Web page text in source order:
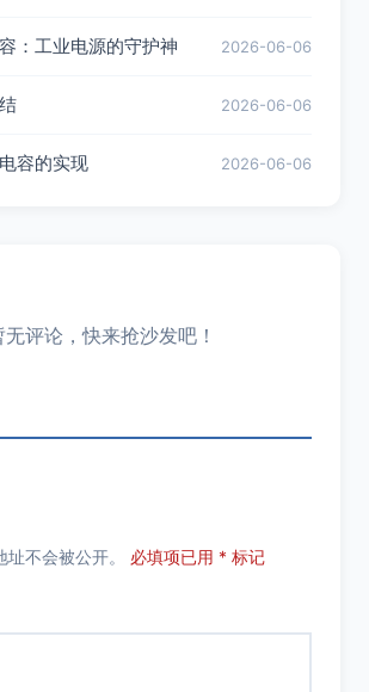
：工业电源的守护神 2026-06-06
2026-06-06
容的实现 2026-06-06
无评论，快来抢沙发吧！
不会被公开。 必填项已用 * 标记